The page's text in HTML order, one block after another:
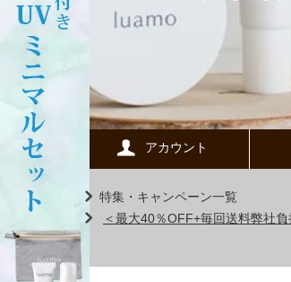
アカウント
特集・キャンペーン一覧
＜最大40％OFF+毎回送料弊社